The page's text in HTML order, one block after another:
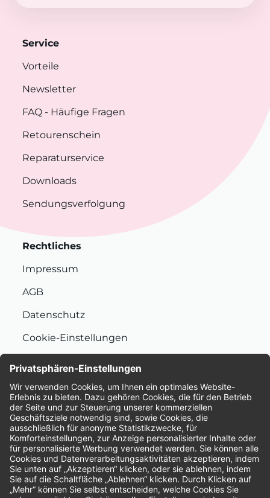
Service
Vorteile
Newsletter
FAQ - Häufige Fragen
Retourenschein
Reparaturservice
Downloads
Sendungsverfolgung
Rechtliches
Impressum
AGB
Datenschutz
Cookie-Einstellungen
Bewertungen